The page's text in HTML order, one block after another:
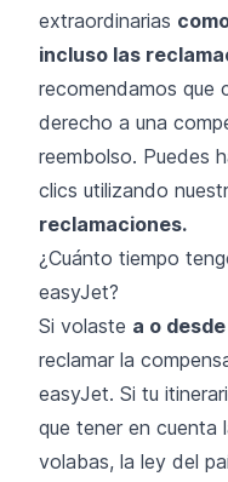
extraordinarias
incluso las
recomendamos que
derecho a una
reembolso. Puedes
clics utilizando
reclamaciones.
¿Cuánto tiempo
easyJet?
Si volaste a o
reclamar la
easyJet. Si tu
que tener en cuenta
volabas, la ley del